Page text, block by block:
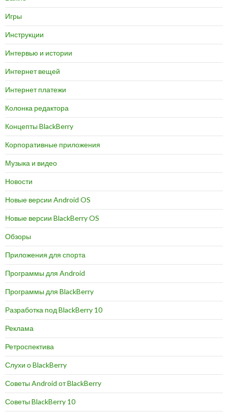
Игры
Инструкции
Интервью и истории
Интернет вещей
Интернет платежи
Колонка редактора
Концепты BlackBerry
Корпоративные приложения
Музыка и видео
Новости
Новые версии Android OS
Новые версии BlackBerry OS
Обзоры
Приложения для спорта
Программы для Android
Программы для BlackBerry
Разработка под BlackBerry 10
Реклама
Ретроспектива
Слухи о BlackBerry
Советы Android от BlackBerry
Советы BlackBerry 10